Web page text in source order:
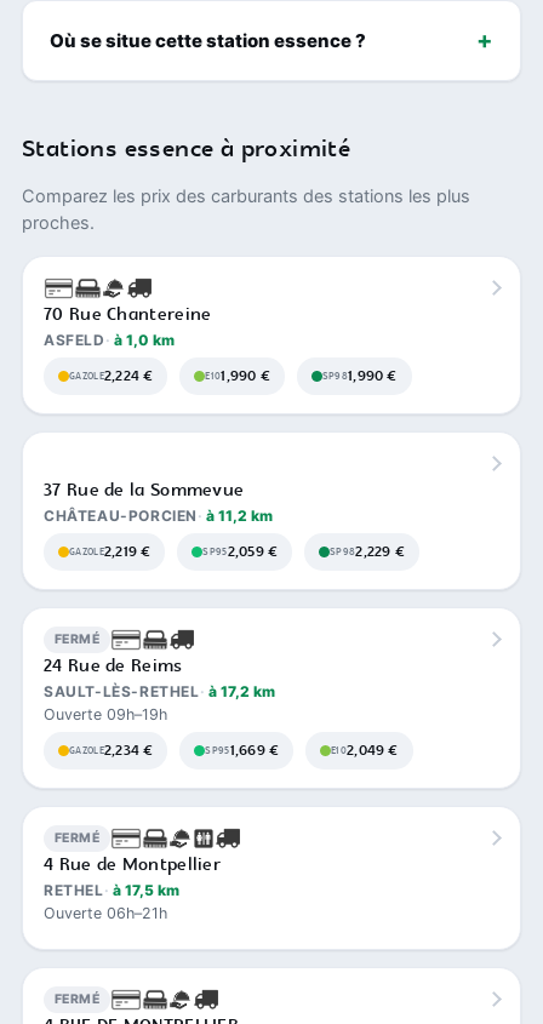
Où se situe cette station essence ?
Stations essence à proximité
Comparez les prix des carburants des stations les plus
proches.
70 Rue Chantereine
ASFELD à 1,0 km
GAZOLE2,224 € E101,990 € SP981,990 €
37 Rue de la Sommevue
CHÂTEAU-PORCIEN à 11,2 km
GAZOLE2,219 € SP952,059 € SP982,229 €
FERMÉ
24 Rue de Reims
SAULT-LÈS-RETHEL à 17,2 km
Ouverte 09h–19h
GAZOLE2,234 € SP951,669 € E102,049 €
FERMÉ
4 Rue de Montpellier
RETHEL à 17,5 km
Ouverte 06h–21h
FERMÉ